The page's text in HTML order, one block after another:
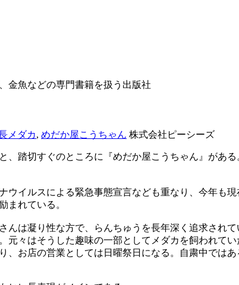
金魚などの専門書籍を扱う出版社
メダカ, めだか屋こうちゃん 株式会社ピーシーズ
踏切すぐのところに『めだか屋こうちゃん』があ
イルスによる緊急事態宣言なども重なり、今年も
まれている。
は凝り性な方で、らんちゅうを長年深く追求され
元々はそうした趣味の一部としてメダカを飼われて
、お店の営業としては日曜祭日になる。自粛中では